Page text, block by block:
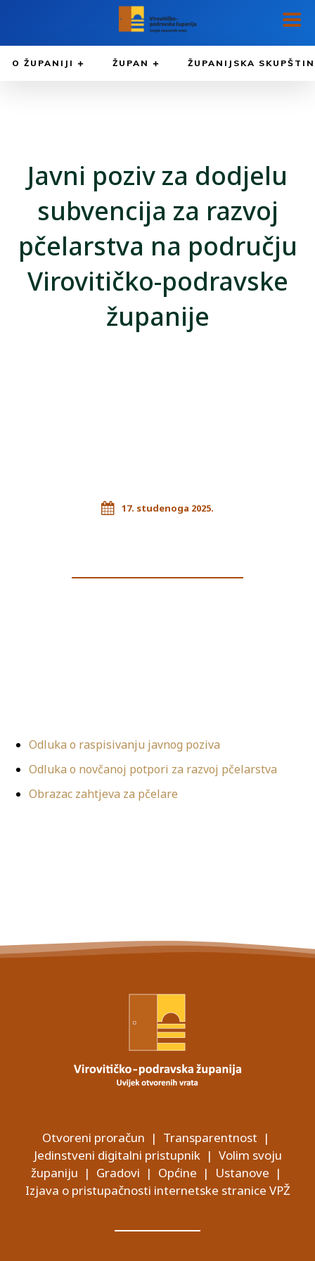
O ŽUPANIJI ŽUPAN ŽUPANIJSKA
Javni poziv za dodjelu
subvencija za razvoj
pčelarstva na području
Virovitičko-podravske
županije
17. studenoga 2025.
Odluka o raspisivanju javnog poziva
Odluka o novčanoj potpori za razvoj pčelarstva
Obrazac zahtjeva za pčelare
Otvoreni proračun | Transparentnost |
Jedinstveni digitalni pristupnik| Volim svoju
županiju | Gradovi | Općine | Ustanove |
Izjava o pristupačnosti internetske stranice VPŽ